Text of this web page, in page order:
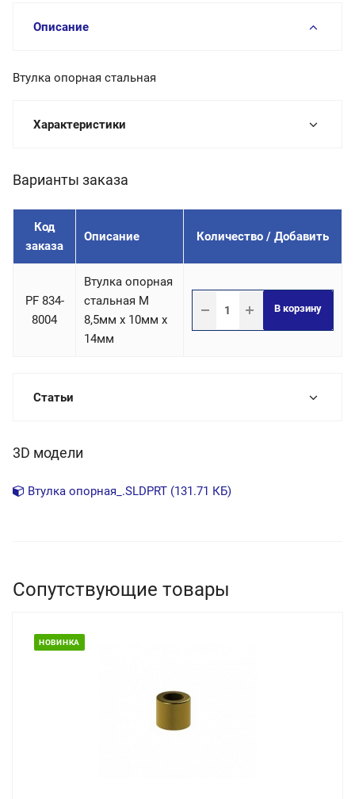
Описание
Втулка опорная стальная
Характеристики
Варианты заказа
Код
заказа
Описание Количество / Добавить
PF 834-
8004
Втулка опорная
стальная М
8,5мм х 10мм х
14мм
В корзину
Статьи
3D модели
Втулка опорная_.SLDPRT (131.71 КБ)
Сопутствующие товары
НОВИНКА